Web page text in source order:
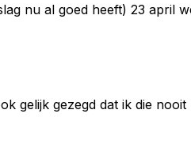
nu al goed heeft) 23 april
gelijk gezegd dat ik die